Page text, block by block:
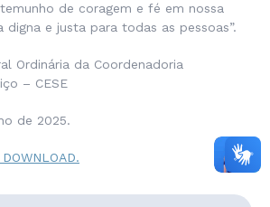
de coragem e fé em nossa
digna e justa para todas as pessoas”.
Ordinária da Coordenadoria
– CESE
de 2025.